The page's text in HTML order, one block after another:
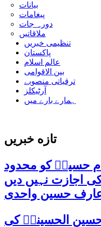
بیانات
پیغامات
دورہ جات
ملاقاتیں
تنظیمی خبریں
پاکستان
عالم اسلام
بین الاقوامی
ترقیاتی منصوبے
آرٹیکلز
ہمارے بارے میں
تازه خبریں
حسینؑ کو محدود
اجازت نہیں دیں
عارف حسین واحدی
حسین الحسینیؒ کی